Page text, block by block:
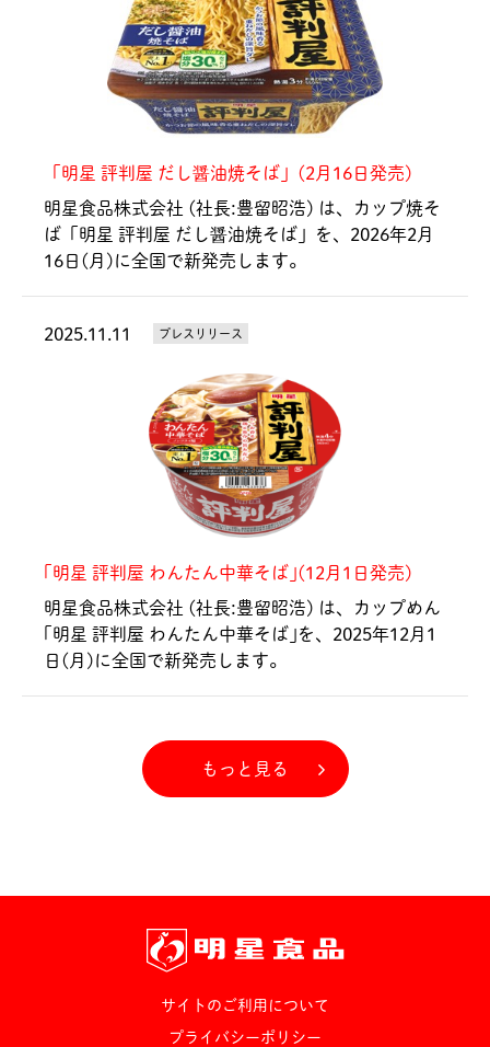
「明星 評判屋 だし醤油焼そば」(2月16日発売)
明星食品株式会社 (社長:豊留昭浩) は、カップ焼そ
ば「明星 評判屋 だし醤油焼そば」を、2026年2月
16日(月)に全国で新発売します。
2025.11.11 プレスリリース
｢明星 評判屋 わんたん中華そば｣(12月1日発売)
明星食品株式会社 (社長:豊留昭浩) は、カップめん
｢明星 評判屋 わんたん中華そば｣を、2025年12月1
日(月)に全国で新発売します。
もっと見る
サイトのご利用について
プライバシーポリシー